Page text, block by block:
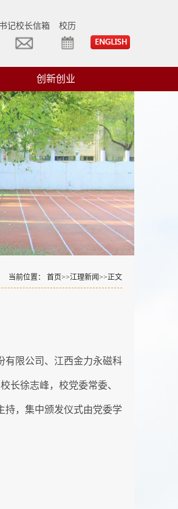
记校长信箱 校历
创新创业
当前位置： 首页>>江理新闻>>正文
有限公司、江西金力永磁科
长徐志峰，校党委常委、
持，集中颁发仪式由党委学